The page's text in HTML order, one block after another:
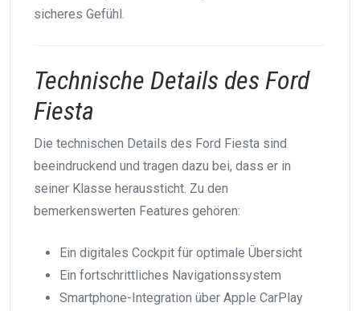
sicheres Gefühl.
Technische Details des Ford
Fiesta
Die technischen Details des Ford Fiesta sind
beeindruckend und tragen dazu bei, dass er in
seiner Klasse heraussticht. Zu den
bemerkenswerten Features gehören:
Ein digitales Cockpit für optimale Übersicht
Ein fortschrittliches Navigationssystem
Smartphone-Integration über Apple CarPlay